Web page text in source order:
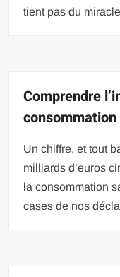
tient pas du miracle
Comprendre
Un chiffre, et tout
milliards d’euros
la consommation
cases de nos